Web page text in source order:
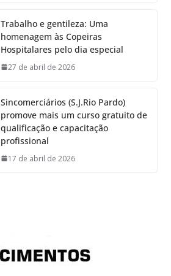
Trabalho e gentileza: Uma
homenagem às Copeiras
Hospitalares pelo dia especial
27 de abril de 2026
Sincomerciários (S.J.Rio Pardo)
promove mais um curso gratuito de
qualificação e capacitação
profissional
17 de abril de 2026